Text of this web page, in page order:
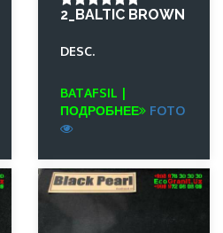
2_BALTIC BROWN
DESC.
BATAFSIL |
ПОДРОБНЕЕ
FOTO